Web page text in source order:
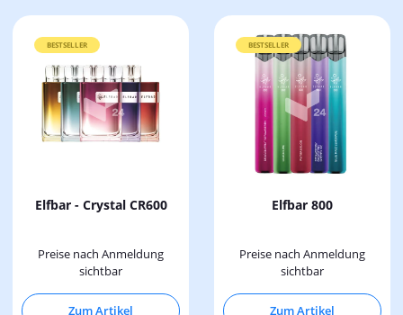
BESTSELLER
Elfbar - Crystal CR600
Preise nach Anmeldung
sichtbar
Zum Artikel
BESTSELLER
Elfbar 800
Preise nach Anmeldung
sichtbar
Zum Artikel